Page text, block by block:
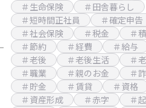
＃生命保険
＃田舎暮らし
＃短時間正社員
＃確定申告
＃社会保険
＃税金
＃
＃節約
＃経費
＃給与
＃老後
＃老後生活
＃
＃職業
＃親のお金
＃
＃貯金
＃賃貸
＃資格
＃資産形成
＃赤字
＃